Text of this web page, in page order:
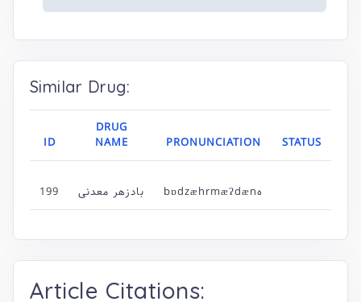
Similar Drug:
ID
DRUG
NAME
PRONUNCIATION STATUS
199 بادزهر معدنی bɒdzæhrmæʔdænه
Article Citations: